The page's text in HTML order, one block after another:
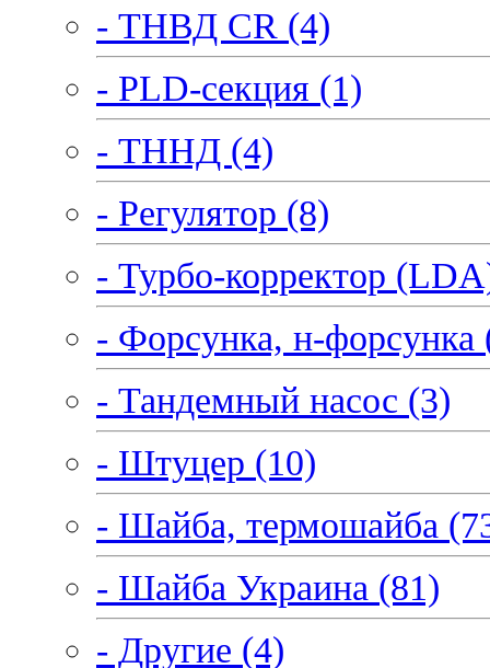
- ТНВД CR (4)
- PLD-секция (1)
- ТННД (4)
- Регулятор (8)
- Турбо-корректор
- Форсунка, н-форсунка
- Тандемный насос (3)
- Штуцер (10)
- Шайба, термошайба
- Шайба Украина (81)
- Другие (4)